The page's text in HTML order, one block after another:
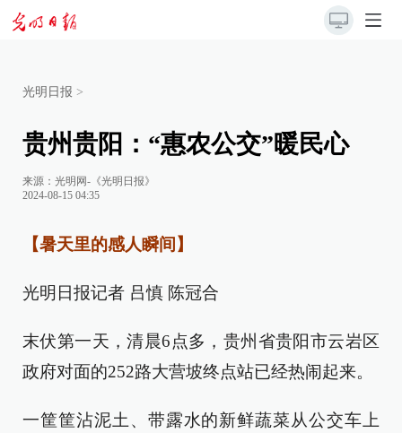
光明日报 >
贵州贵阳：“惠农公交”暖民心
来源： 光明网-《光明日报》
2024-08-15 04:35
【暑天里的感人瞬间】
光明日报记者 吕慎 陈冠合
末伏第一天，清晨6点多，贵州省贵阳市云岩区
政府对面的252路大营坡终点站已经热闹起来。
一筐筐沾泥土、带露水的新鲜蔬菜从公交车上